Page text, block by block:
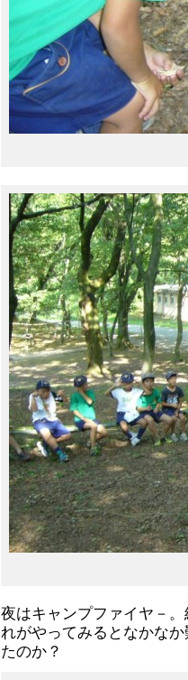
夜はキャンプファイヤ－
れがやってみるとなかな
たのか？